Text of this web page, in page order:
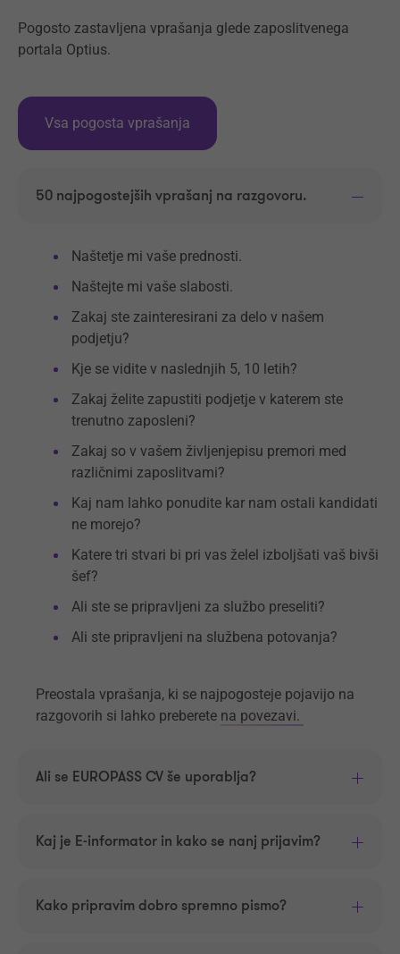
Pogosto zastavljena vprašanja glede zaposlitvenega
portala Optius.
Vsa pogosta vprašanja
50 najpogostejših vprašanj na razgovoru.
Naštetje mi vaše prednosti.
Naštejte mi vaše slabosti.
Zakaj ste zainteresirani za delo v našem
podjetju?
Kje se vidite v naslednjih 5, 10 letih?
Zakaj želite zapustiti podjetje v katerem ste
trenutno zaposleni?
Zakaj so v vašem življenjepisu premori med
različnimi zaposlitvami?
Kaj nam lahko ponudite kar nam ostali kandidati
ne morejo?
Katere tri stvari bi pri vas želel izboljšati vaš bivši
šef?
Ali ste se pripravljeni za službo preseliti?
Ali ste pripravljeni na službena potovanja?
Preostala vprašanja, ki se najpogosteje pojavijo na
razgovorih si lahko preberete na povezavi.
Ali se EUROPASS CV še uporablja?
Kaj je E-informator in kako se nanj prijavim?
Kako pripravim dobro spremno pismo?